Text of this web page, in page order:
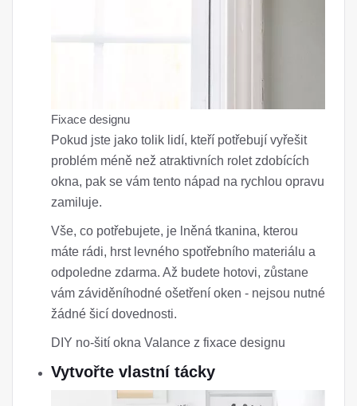
Fixace designu
Pokud jste jako tolik lidí, kteří potřebují vyřešit
problém méně než atraktivních rolet zdobících
okna, pak se vám tento nápad na rychlou opravu
zamiluje.
Vše, co potřebujete, je lněná tkanina, kterou
máte rádi, hrst levného spotřebního materiálu a
odpoledne zdarma. Až budete hotovi, zůstane
vám záviděníhodné ošetření oken - nejsou nutné
žádné šicí dovednosti.
DIY no-šití okna Valance z fixace designu
Vytvořte vlastní tácky